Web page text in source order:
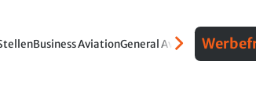
Business AviationGeneral Aviation